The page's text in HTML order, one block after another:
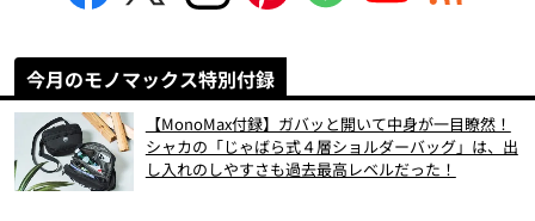
今月のモノマックス特別付録
【MonoMax付録】ガバッと開いて中身が一目瞭然！
シャカの「じゃばら式４層ショルダーバッグ」は、出
し入れのしやすさも過去最高レベルだった！